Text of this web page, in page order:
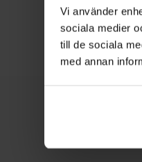
Vi använder
sociala medier
till de sociala
med annan